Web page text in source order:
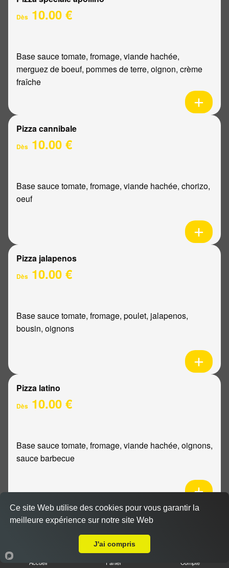
Dès 10.00 €
Base sauce tomate, fromage, viande hachée,
merguez de boeuf, pommes de terre, oignon, crème
fraîche
Pizza cannibale
Dès 10.00 €
Base sauce tomate, fromage, viande hachée, chorizo,
oeuf
Pizza jalapenos
Dès 10.00 €
Base sauce tomate, fromage, poulet, jalapenos,
bousin, oignons
Pizza latino
Dès 10.00 €
Base sauce tomate, fromage, viande hachée, oignons,
sauce barbecue
Pizza mexicaine
Accueil Panier Compte
Ce site Web utilise des cookies pour vous garantir la
meilleure expérience sur notre site Web
J'ai compris